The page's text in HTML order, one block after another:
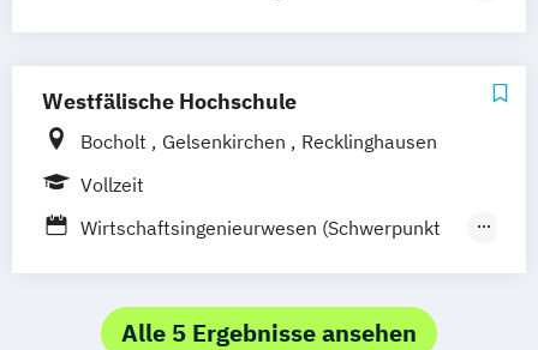
(Vertiefung Produktions- und
Westfälische Hochschule
Bocholt Gelsenkirchen
Recklinghausen
Vollzeit
Wirtschaftsingenieurwesen (Schwerpunkt
Alle 5 Ergebnisse ansehen